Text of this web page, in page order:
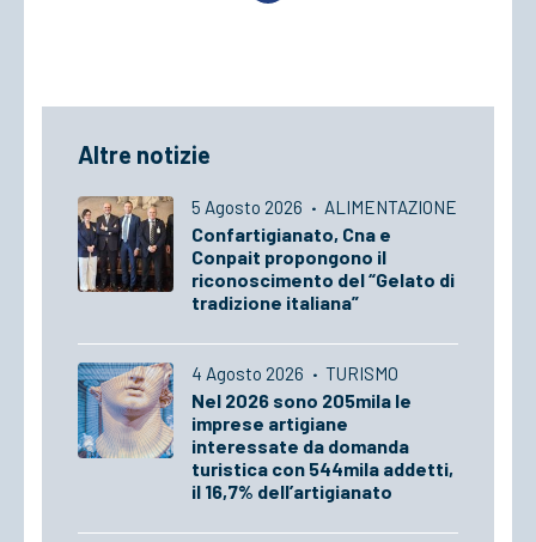
Altre notizie
5 Agosto 2026 · ALIMENTAZIONE
Confartigianato, Cna e
Conpait propongono il
riconoscimento del “Gelato di
tradizione italiana”
4 Agosto 2026 · TURISMO
Nel 2026 sono 205mila le
imprese artigiane
interessate da domanda
turistica con 544mila addetti,
il 16,7% dell’artigianato